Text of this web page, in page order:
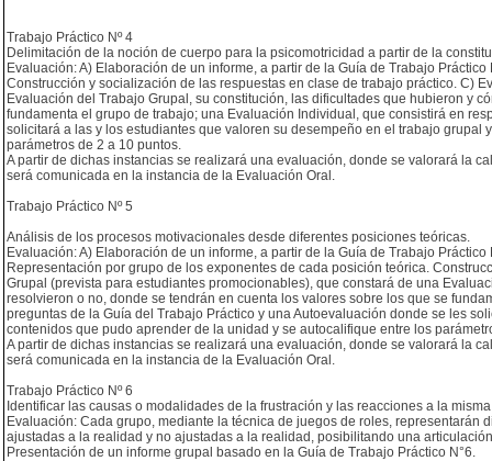
Trabajo Práctico Nº 4
Delimitación de la noción de cuerpo para la psicomotricidad a partir de la
Evaluación: A) Elaboración de un informe, a partir de la Guía de Trabajo
Construcción y socialización de las respuestas en clase de trabajo práctico. C)
Evaluación del Trabajo Grupal, su constitución, las dificultades que hubieron y
fundamenta el grupo de trabajo; una Evaluación Individual, que consistirá en
solicitará a las y los estudiantes que valoren su desempeño en el trabajo
parámetros de 2 a 10 puntos.
A partir de dichas instancias se realizará una evaluación, donde se valorará la
será comunicada en la instancia de la Evaluación Oral.
Trabajo Práctico Nº 5
Análisis de los procesos motivacionales desde diferentes posiciones teóricas.
Evaluación: A) Elaboración de un informe, a partir de la Guía de Trabajo
Representación por grupo de los exponentes de cada posición teórica.
Grupal (prevista para estudiantes promocionables), que constará de una
resolvieron o no, donde se tendrán en cuenta los valores sobre los que se
preguntas de la Guía del Trabajo Práctico y una Autoevaluación donde se les
contenidos que pudo aprender de la unidad y se autocalifique entre los
A partir de dichas instancias se realizará una evaluación, donde se valorará la
será comunicada en la instancia de la Evaluación Oral.
Trabajo Práctico Nº 6
Identificar las causas o modalidades de la frustración y las reacciones a la
Evaluación: Cada grupo, mediante la técnica de juegos de roles,
ajustadas a la realidad y no ajustadas a la realidad, posibilitando una
Presentación de un informe grupal basado en la Guía de Trabajo Práctico N°6.